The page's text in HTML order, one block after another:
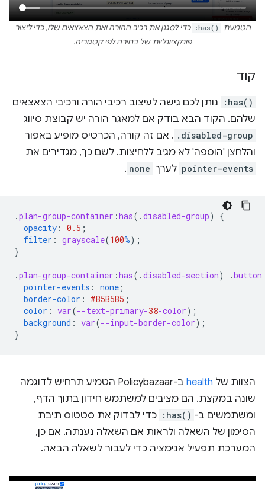
הטמעת :has() כדי לסגנן את רכיב ההורה ואת הצאצאים שלו, כדי ליצור
פונקציונליות של בחירה לפי קטגוריה.
קוד
:has()
נותן לכם גישה לעיצוב רכיבי הורה ורכיבי הצאצאים
שלהם. הקוד הבא בודק אם למאגר הורה יש קבוצת סיווג
.disabled-group . אם זה קורה, הכרטיס מופיע באפור
והלחצן 'הוספה' לא מגיב ללחיצות. לשם כך, מגדירים את
pointer-events לערך none
.
.plan-group-container :has( .disabled-group)
{
opacity : 0.5 ;
filter : grayscale(100%);
}
.plan-group-container :has( .disabled-section) .button
pointer-events : none ;
border-color : #B5B5B5 ;
color : var(--text-primary-38-color);
background : var(--input-border-color);
}
הצוות של health
ב-Policybazaar הטמיע תרחיש לדוגמה
שונה במקצת. הם מציבים למשתמש חידון בתוך הדף,
ומשתמשים ב- :has() כדי לבדוק את סטטוס תיבת
הסימון של השאלה ולראות אם השאלה נענתה. אם כן,
המערכת תפעיל אנימציה כדי לעבור לשאלה הבאה.